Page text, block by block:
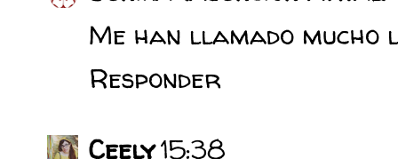
Me han llamado mucho
Responder
Ceely15:38